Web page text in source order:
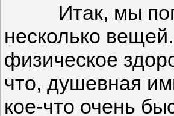
Итак, мы
несколько
физическое
что, душевная
кое-что очень